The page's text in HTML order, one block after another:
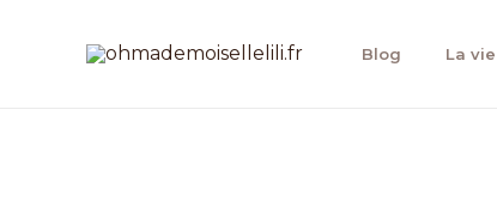
Blog La